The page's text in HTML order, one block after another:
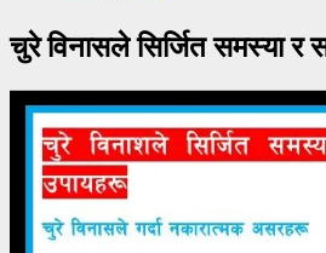
चुरे विनासले सिर्जित समस्या र